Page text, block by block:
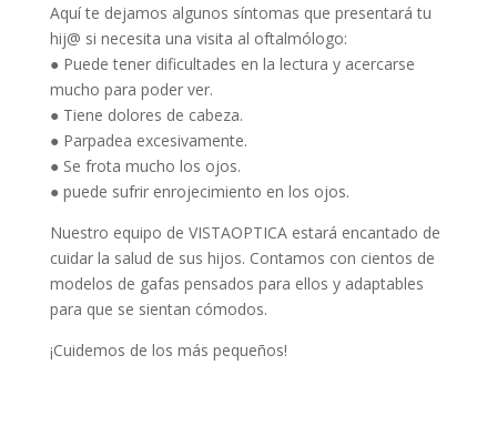
Aquí te dejamos algunos síntomas que presentará tu
hij@ si necesita una visita al oftalmólogo:
● Puede tener dificultades en la lectura y acercarse
mucho para poder ver.
● Tiene dolores de cabeza.
● Parpadea excesivamente.
● Se frota mucho los ojos.
● puede sufrir enrojecimiento en los ojos.
Nuestro equipo de VISTAOPTICA estará encantado de
cuidar la salud de sus hijos. Contamos con cientos de
modelos de gafas pensados para ellos y adaptables
para que se sientan cómodos.
¡Cuidemos de los más pequeños!